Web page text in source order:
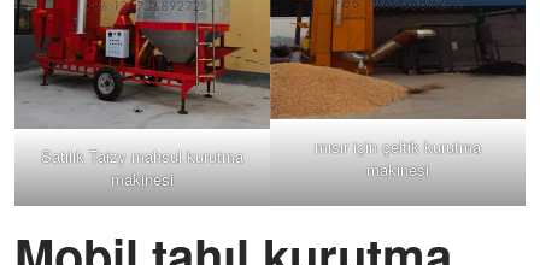
Satılık Taizy mahsul kurutma
makinesi
mısır için çeltik kurutma
makinesi